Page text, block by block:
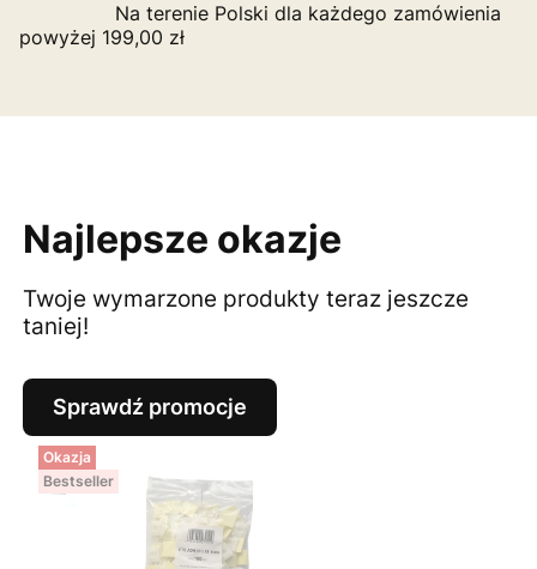
Na terenie Polski dla każdego zamówienia
powyżej 199,00 zł
Najlepsze okazje
Twoje wymarzone produkty teraz jeszcze
taniej!
Sprawdź promocje
Okazja
Bestseller